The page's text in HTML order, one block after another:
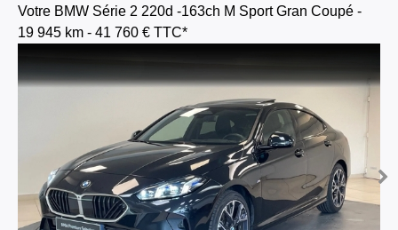
Votre BMW Série 2 220d -163ch M Sport Gran Coupé -
19 945 km - 41 760 € TTC*